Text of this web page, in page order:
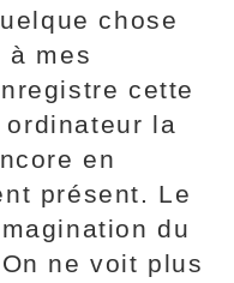
chose
à mes
cette
ordinateur la
en
présent. Le
du
ne voit plus